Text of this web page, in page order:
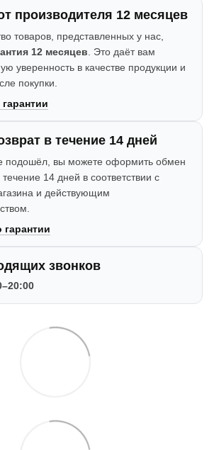
производителя 12 месяцев
товаров, представленных у нас,
12 месяцев . Это даёт вам
уверенность в качестве продукции и
покупки.
в течение 14 дней
подошёл, вы можете оформить обмен
течение 14 дней в соответствии с
и действующим
звонков